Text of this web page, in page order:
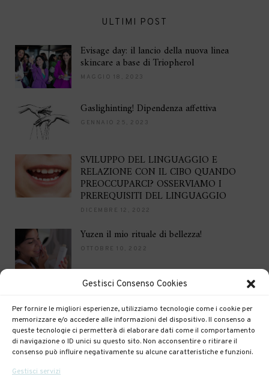
Gestisci Consenso Cookies
Per fornire le migliori esperienze, utilizziamo tecnologie come i cookie per
memorizzare e/o accedere alle informazioni del dispositivo. Il consenso a
queste tecnologie ci permetterà di elaborare dati come il comportamento
di navigazione o ID unici su questo sito. Non acconsentire o ritirare il
consenso può influire negativamente su alcune caratteristiche e funzioni.
Gestisci servizi
ULTIMI POST
Evisage day: il lancio della nuova linea
skincare a base di Triopherol
MAGGIO 18, 2023
Gaslighinting! Dipendenza affettiva
GENNAIO 25, 2023
SVILUPPO DEL LINGUAGGIO E
RELAZIONE CON IL CIBO QUANDO
PREOCCUPARCI? OSSERVIAMO I
PREREQUISITI DEL LINGUAGGIO
DICEMBRE 12, 2022
Yuzen il mio rituale di bellezza!
OTTOBRE 10, 2022
DICEMBRE 16, 2021